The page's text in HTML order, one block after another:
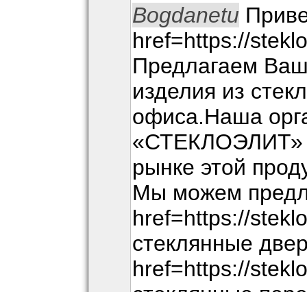
Bogdanetu
href=https://
Предлагаем
изделия из
офиса.Наша
«СТЕКЛОЭЛИТ»
рынке этой
Мы можем
href=https://
стеклянные
href=https://